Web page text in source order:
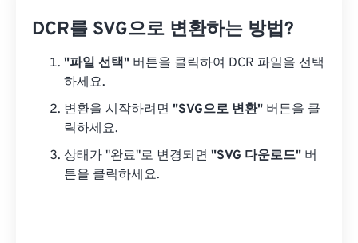
DCR를 SVG으로 변환하는 방법?
"파일 선택" 버튼을 클릭하여 DCR 파일을 선택
하세요.
변환을 시작하려면 "SVG으로 변환" 버튼을 클
릭하세요.
상태가 "완료"로 변경되면 "SVG 다운로드" 버
튼을 클릭하세요.